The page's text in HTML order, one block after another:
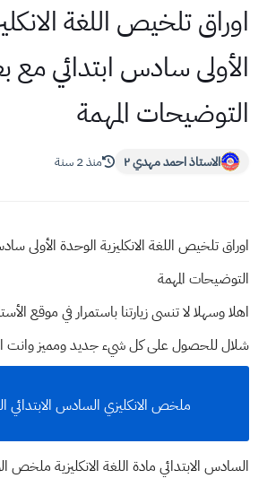
اوراق تلخيص اللغة
الأولى سادس ابتدائي
التوضيحات المهمة
الاستاذ احمد مهدي ٢ منذ 2 سنة
اوراق تلخيص اللغة الانكليزية الوحدة الأولى
التوضيحات المهمة
اهلا وسهلالا تنسى زيارتنا باستمرار في موقع
شلال للحصول على كل شيء جديد ومميز وانت
ملخص الانكليزي السادس الابتدائي
السادس الابتدائي مادة اللغة الانكليزية